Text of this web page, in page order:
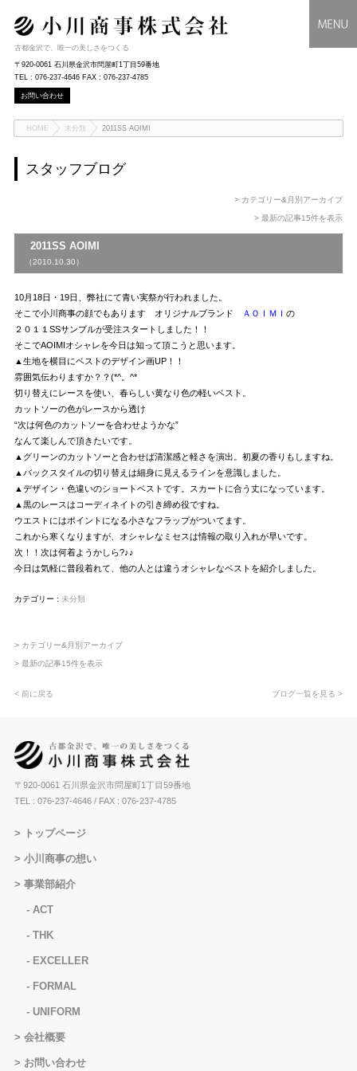
古都金沢で、唯一の美しさをつくる
〒920-0061 石川県金沢市問屋町1丁目59番地
TEL : 076-237-4646 FAX : 076-237-4785
お問い合わせ
HOME 未分類 2011SS AOIMI
スタッフブログ
> カテゴリー&月別アーカイブ
> 最新の記事15件を表示
2011SS AOIMI
（2010.10.30）
10月18日・19日、弊社にて青い実祭が行われました。
そこで小川商事の顔でもあります オリジナルブランド
ＡＯＩＭＩ の
２０１１SSサンプルが受注スタートしました！！
そこでAOIMIオシャレを今日は知って頂こうと思います。
▲生地を横目にベストのデザイン画UP！！
雰囲気伝わりますか？？(*^。^*
切り替えにレースを使い、春らしい黄なり色の軽いベスト。
カットソーの色がレースから透け
“次は何色のカットソーを合わせようかな”
なんて楽しんで頂きたいです。
▲グリーンのカットソーと合わせば清潔感と軽さを演出。初夏の香りもしますね。
▲バックスタイルの切り替えは細身に見えるラインを意識しました。
▲デザイン・色違いのショートベストです。スカートに合う丈になっています。
▲黒のレースはコーディネイトの引き締め役ですね。
ウエストにはポイントになる小さなフラップがついてます。
これから寒くなりますが、オシャレなミセスは情報の取り入れが早いです。
次！！次は何着ようかしら?♪♪
今日は気軽に普段着れて、他の人とは違うオシャレなベストを紹介しました。
カテゴリー : 未分類
> カテゴリー&月別アーカイブ
> 最新の記事15件を表示
< 前に戻る ブログ一覧を見る >
〒920-0061 石川県金沢市問屋町1丁目59番地
TEL : 076-237-4646/ FAX : 076-237-4785
トップページ
小川商事の想い
事業部紹介
ACT
THK
EXCELLER
FORMAL
UNIFORM
会社概要
お問い合わせ